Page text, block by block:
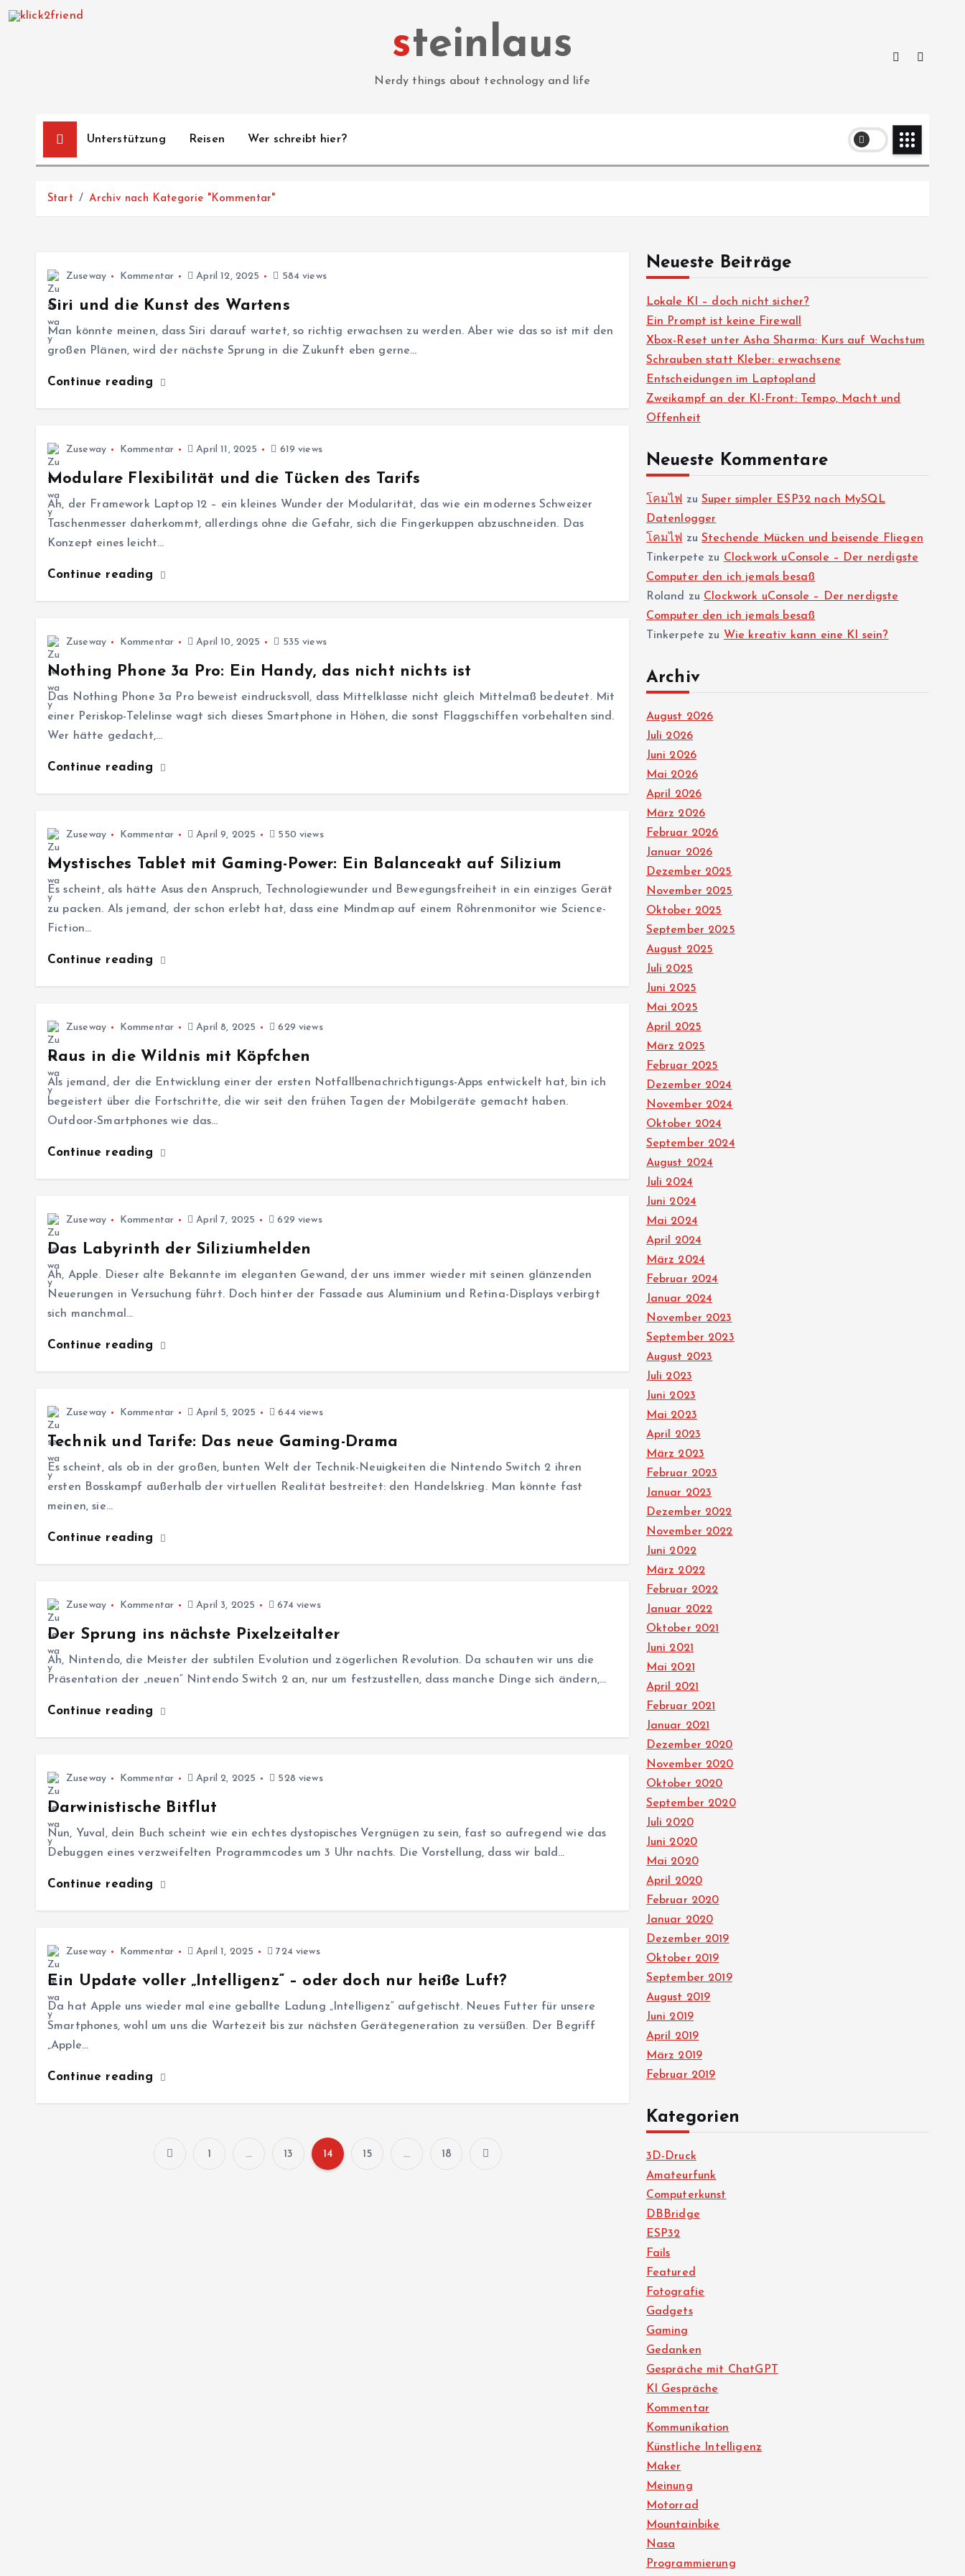
steinlaus
Nerdy things about technology and life
Unterstützung Reisen Wer schreibt hier?
Start Archiv nach Kategorie "Kommentar"
Zuseway Kommentar April 12, 2025 584 views
Siri und die Kunst des Wartens
Man könnte meinen, dass Siri darauf wartet, so richtig erwachsen zu werden. Aber wie das so ist mit den
großen Plänen, wird der nächste Sprung in die Zukunft eben gerne…
Continue reading
Zuseway Kommentar April 11, 2025 619 views
Modulare Flexibilität und die Tücken des Tarifs
Ah, der Framework Laptop 12 – ein kleines Wunder der Modularität, das wie ein modernes Schweizer
Taschenmesser daherkommt, allerdings ohne die Gefahr, sich die Fingerkuppen abzuschneiden. Das
Konzept eines leicht…
Continue reading
Zuseway Kommentar April 10, 2025 535 views
Nothing Phone 3a Pro: Ein Handy, das nicht nichts ist
Das Nothing Phone 3a Pro beweist eindrucksvoll, dass Mittelklasse nicht gleich Mittelmaß bedeutet. Mit
einer Periskop-Telelinse wagt sich dieses Smartphone in Höhen, die sonst Flaggschiffen vorbehalten sind.
Wer hätte gedacht,…
Continue reading
Zuseway Kommentar April 9, 2025 550 views
Mystisches Tablet mit Gaming-Power: Ein Balanceakt auf Silizium
Es scheint, als hätte Asus den Anspruch, Technologiewunder und Bewegungsfreiheit in ein einziges Gerät
zu packen. Als jemand, der schon erlebt hat, dass eine Mindmap auf einem Röhrenmonitor wie Science-
Fiction…
Continue reading
Zuseway Kommentar April 8, 2025 629 views
Raus in die Wildnis mit Köpfchen
Als jemand, der die Entwicklung einer der ersten Notfallbenachrichtigungs-Apps entwickelt hat, bin ich
begeistert über die Fortschritte, die wir seit den frühen Tagen der Mobilgeräte gemacht haben.
Outdoor-Smartphones wie das…
Continue reading
Zuseway Kommentar April 7, 2025 629 views
Das Labyrinth der Siliziumhelden
Ah, Apple. Dieser alte Bekannte im eleganten Gewand, der uns immer wieder mit seinen glänzenden
Neuerungen in Versuchung führt. Doch hinter der Fassade aus Aluminium und Retina-Displays verbirgt
sich manchmal…
Continue reading
Zuseway Kommentar April 5, 2025 644 views
Technik und Tarife: Das neue Gaming-Drama
Es scheint, als ob in der großen, bunten Welt der Technik-Neuigkeiten die Nintendo Switch 2 ihren
ersten Bosskampf außerhalb der virtuellen Realität bestreitet: den Handelskrieg. Man könnte fast
meinen, sie…
Continue reading
Zuseway Kommentar April 3, 2025 674 views
Der Sprung ins nächste Pixelzeitalter
Ah, Nintendo, die Meister der subtilen Evolution und zögerlichen Revolution. Da schauten wir uns die
Präsentation der „neuen“ Nintendo Switch 2 an, nur um festzustellen, dass manche Dinge sich ändern,…
Continue reading
Zuseway Kommentar April 2, 2025 528 views
Darwinistische Bitflut
Nun, Yuval, dein Buch scheint wie ein echtes dystopisches Vergnügen zu sein, fast so aufregend wie das
Debuggen eines verzweifelten Programmcodes um 3 Uhr nachts. Die Vorstellung, dass wir bald…
Continue reading
Zuseway Kommentar April 1, 2025 724 views
Ein Update voller „Intelligenz“ – oder doch nur heiße Luft?
Da hat Apple uns wieder mal eine geballte Ladung „Intelligenz“ aufgetischt. Neues Futter für unsere
Smartphones, wohl um uns die Wartezeit bis zur nächsten Gerätegeneration zu versüßen. Der Begriff
„Apple…
Continue reading
S
1 … 13 14 15 … 18
Neueste Beiträge
Lokale KI – doch nicht sicher?
Ein Prompt ist keine Firewall
Xbox-Reset unter Asha Sharma: Kurs auf Wachstum
Schrauben statt Kleber: erwachsene
Entscheidungen im Laptopland
Zweikampf an der KI-Front: Tempo, Macht und
Offenheit
Neueste Kommentare
โคมไฟ zu Super simpler ESP32 nach MySQL
Datenlogger
โคมไฟ zu Stechende Mücken und beisende Fliegen
Tinkerpete zu Clockwork uConsole – Der nerdigste
Computer den ich jemals besaß
Roland
zu Clockwork uConsole – Der nerdigste
Computer den ich jemals besaß
Tinkerpete zu Wie kreativ kann eine KI sein?
Archiv
August 2026
Juli 2026
Juni 2026
Mai 2026
April 2026
März 2026
Februar 2026
Januar 2026
Dezember 2025
November 2025
Oktober 2025
September 2025
August 2025
Juli 2025
Juni 2025
Mai 2025
April 2025
März 2025
Februar 2025
Dezember 2024
November 2024
Oktober 2024
September 2024
August 2024
Juli 2024
Juni 2024
Mai 2024
April 2024
März 2024
Februar 2024
Januar 2024
November 2023
September 2023
August 2023
Juli 2023
Juni 2023
Mai 2023
April 2023
März 2023
Februar 2023
Januar 2023
Dezember 2022
November 2022
Juni 2022
März 2022
Februar 2022
Januar 2022
Oktober 2021
Juni 2021
Mai 2021
April 2021
Februar 2021
Januar 2021
Dezember 2020
November 2020
Oktober 2020
September 2020
Juli 2020
Juni 2020
Mai 2020
April 2020
Februar 2020
Januar 2020
Dezember 2019
Oktober 2019
September 2019
August 2019
Juni 2019
April 2019
März 2019
Februar 2019
Kategorien
3D-Druck
Amateurfunk
Computerkunst
DBBridge
ESP32
Fails
Featured
Fotografie
Gadgets
Gaming
Gedanken
Gespräche mit ChatGPT
KI Gespräche
Kommentar
Kommunikation
Künstliche Intelligenz
Maker
Meinung
Motorrad
Mountainbike
Nasa
Programmierung